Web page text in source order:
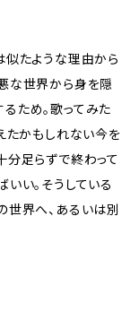
似たような理由から
な世界から身を隠
ため。歌ってみた
たかもしれない今を
分足らずで終わって
い。そうしている
世界へ、あるいは別